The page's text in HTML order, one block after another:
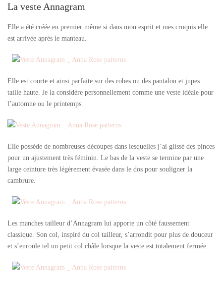
La veste Annagram
Elle a été créée en premier même si dans mon esprit et mes croquis elle
est arrivée après le manteau.
Elle est courte et ainsi parfaite sur des robes ou des pantalon et jupes
taille haute. Je la considère personnellement comme une veste idéale pour
l’automne ou le printemps.
Elle possède de nombreuses découpes dans lesquelles j’ai glissé des pinces
pour un ajustement très féminin. Le bas de la veste se termine par une
large ceinture très légèrement évasée dans le dos pour souligner la
cambrure.
Les manches tailleur d’Annagram lui apporte un côté faussement
classique. Son col, inspiré du col tailleur, s’arrondit pour plus de douceur
et s’enroule tel un petit col châle lorsque la veste est totalement fermée.